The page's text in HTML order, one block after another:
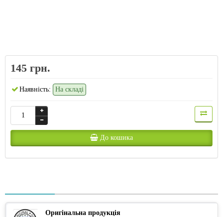
145 грн.
Наявність: На складі
До кошика
Оригінальна продукція